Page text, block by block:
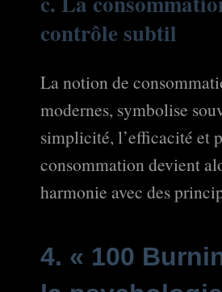
contrôle subtil
La notion de
modernes, symbolise
simplicité, l’efficacité et
consommation devient
harmonie avec des
4. « 100